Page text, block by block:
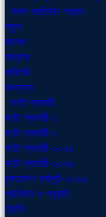
সকল প্রতিষ্ঠান প্রধান
স্কুল
কলেজ
মাদ্রাসা
কারিগরি
অন্যান্য
ফটো গ্যালারী
ফটো গ্যালারী-১
ফটো গ্যালারী-২
ফটো গ্যালারী-২০২৫
ফটো গ্যালারী-২০২৬
বৃক্ষরোপণ কর্মসূচি-২০২৬
প্রতিষ্ঠান ও প্রকৃতি
ট্রেনিং